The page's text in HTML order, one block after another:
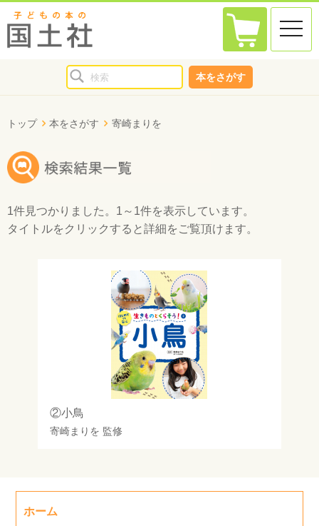
toggle
本をさがす
トップ 本をさがす 寄崎まりを
1件見つかりました。 1～1件を表示しています。
タイトルをクリックすると詳細をご覧頂けます。
②小鳥
寄崎まりを 監修
ホーム